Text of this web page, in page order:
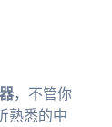
，不管你
熟悉的中